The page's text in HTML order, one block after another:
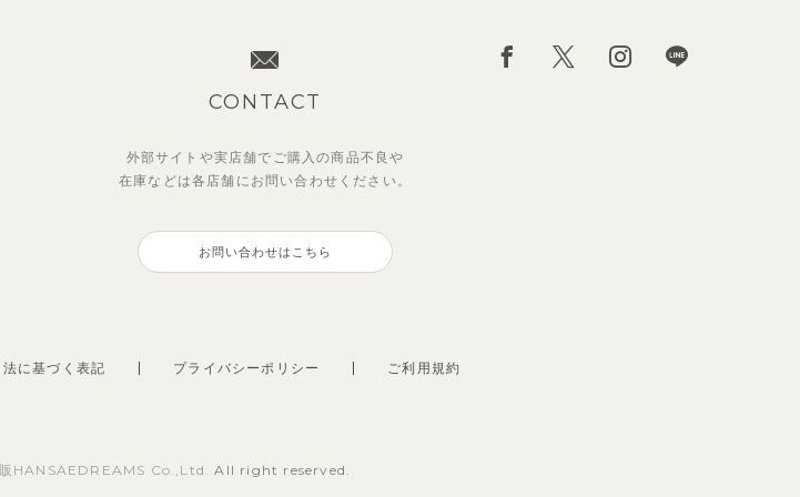
CONTACT
外部サイトや実店舗でご購入の商品不良や
在庫などは各店舗に お問い合わせください。
お問い合わせはこちら
に基づく表記 プライバシーポリシー ご利用規約
販HANSAEDREAMS Co.,Ltd.All right reserved.